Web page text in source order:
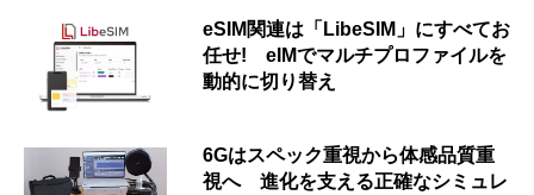
eSIM関連は「LibeSIM」にすべてお
任せ! eIMでマルチプロファイルを
動的に切り替え
6Gはスペック重視から体感品質重
視へ 進化を支える正確なシミュレ